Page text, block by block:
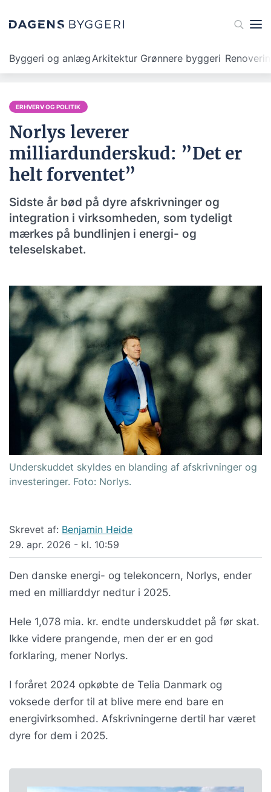
Byggeri og anlægArkitektur Grønnere byggeri
ERHVERV OG POLITIK
Norlys leverer
milliardunderskud: ”Det er
helt forventet”
Sidste år bød på dyre afskrivninger og
integration i virksomheden, som tydeligt
mærkes på bundlinjen i energi- og
teleselskabet.
Underskuddet skyldes en blanding af afskrivninger og
investeringer. Foto: Norlys.
Skrevet af: Benjamin Heide
29. apr. 2026 - kl. 10:59
Den danske energi- og telekoncern, Norlys, ender
med en milliarddyr nedtur i 2025.
Hele 1,078 mia. kr. endte underskuddet på før skat.
Ikke videre prangende, men der er en god
forklaring, mener Norlys.
I foråret 2024 opkøbte de Telia Danmark og
voksede derfor til at blive mere end bare en
energivirksomhed. Afskrivningerne dertil har været
dyre for dem i 2025.